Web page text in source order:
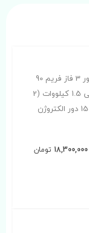
الکتروموتور 3 فاز فریم 90
آلومینیومی 1.5 کیلووات (2
18,300,000 تومان